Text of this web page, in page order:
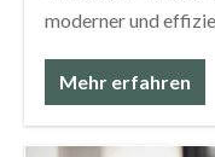
moderner und
Mehr erfahren